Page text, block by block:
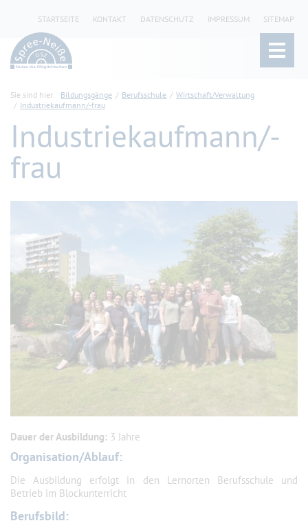
STARTSEITE KONTAKT DATENSCHUTZ IMPRESSUM SITEMAP
Sie sind hier: Bildungsgänge Berufsschule
Wirtschaft/Verwaltung
Industriekaufmann/-frau
Industriekaufmann/-
frau
Dauer der Ausbildung: 3 Jahre
Organisation/Ablauf:
Die Ausbildung erfolgt in den Lernorten Berufsschule und
Betrieb im Blockunterricht
Berufsbild: